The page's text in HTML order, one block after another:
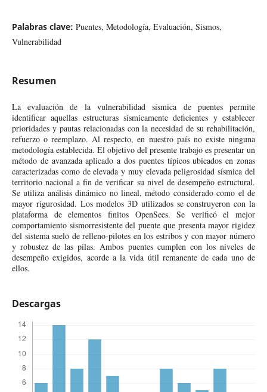
Palabras clave: Puentes, Metodología, Evaluación, Sismos,
Vulnerabilidad
Resumen
La evaluación de la vulnerabilidad sísmica de puentes permite
identificar aquellas estructuras sísmicamente deficientes y establecer
prioridades y pautas relacionadas con la necesidad de su rehabilitación,
refuerzo o reemplazo. Al respecto, en nuestro país no existe ninguna
metodología establecida. El objetivo del presente trabajo es presentar un
método de avanzada aplicado a dos puentes típicos ubicados en zonas
caracterizadas como de elevada y muy elevada peligrosidad sísmica del
territorio nacional a fin de verificar su nivel de desempeño estructural.
Se utiliza análisis dinámico no lineal, método considerado como el de
mayor rigurosidad. Los modelos 3D utilizados se construyeron con la
plataforma de elementos finitos OpenSees. Se verificó el mejor
comportamiento sismorresistente del puente que presenta mayor rigidez
del sistema suelo de relleno-pilotes en los estribos y con mayor número
y robustez de las pilas. Ambos puentes cumplen con los niveles de
desempeño exigidos, acorde a la vida útil remanente de cada uno de
ellos.
Descargas